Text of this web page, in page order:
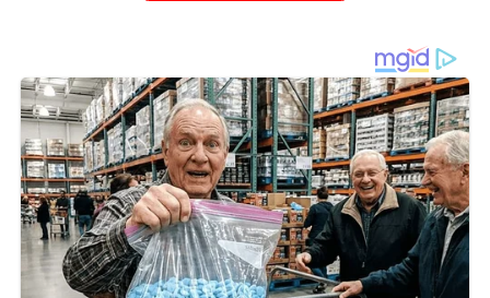
wird erst im Salzwasser gegart, dann in
heißemSonnenblumenölrundum gebraten, damit es
schön saftig und aromatisch bleibt. Eine milde, sämige
Soße ausMehl,Brüheund einem Löffelsaure Sahne
macht das Ganze herrlich cremig und rundet den Braten
perfekt ab. MitSalzundPfefferfein abgeschmeckt,
entsteht in kurzer Zeit eine vollwertige, alltagstaugliche
Mahlzeit – ideal für alle, die es unkompliziert und herzhaft
mögen.